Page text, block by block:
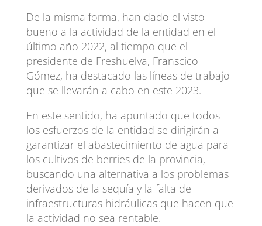
De la misma forma, han dado el visto
bueno a la actividad de la entidad en el
último año 2022, al tiempo que el
presidente de Freshuelva, Franscico
Gómez, ha destacado las líneas de trabajo
que se llevarán a cabo en este 2023.
En este sentido, ha apuntado que todos
los esfuerzos de la entidad se dirigirán a
garantizar el abastecimiento de agua para
los cultivos de berries de la provincia,
buscando una alternativa a los problemas
derivados de la sequía y la falta de
infraestructuras hidráulicas que hacen que
la actividad no sea rentable.